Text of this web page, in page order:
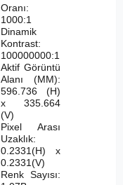
Oranı:
1000:1
Dinamik
Kontrast:
100000000:1
Aktif Görüntü
Alanı (MM):
596.736 (H)
x 335.664
(V)
Pixel Arası
Uzaklık:
0.2331(H) x
0.2331(V)
Renk Sayısı: